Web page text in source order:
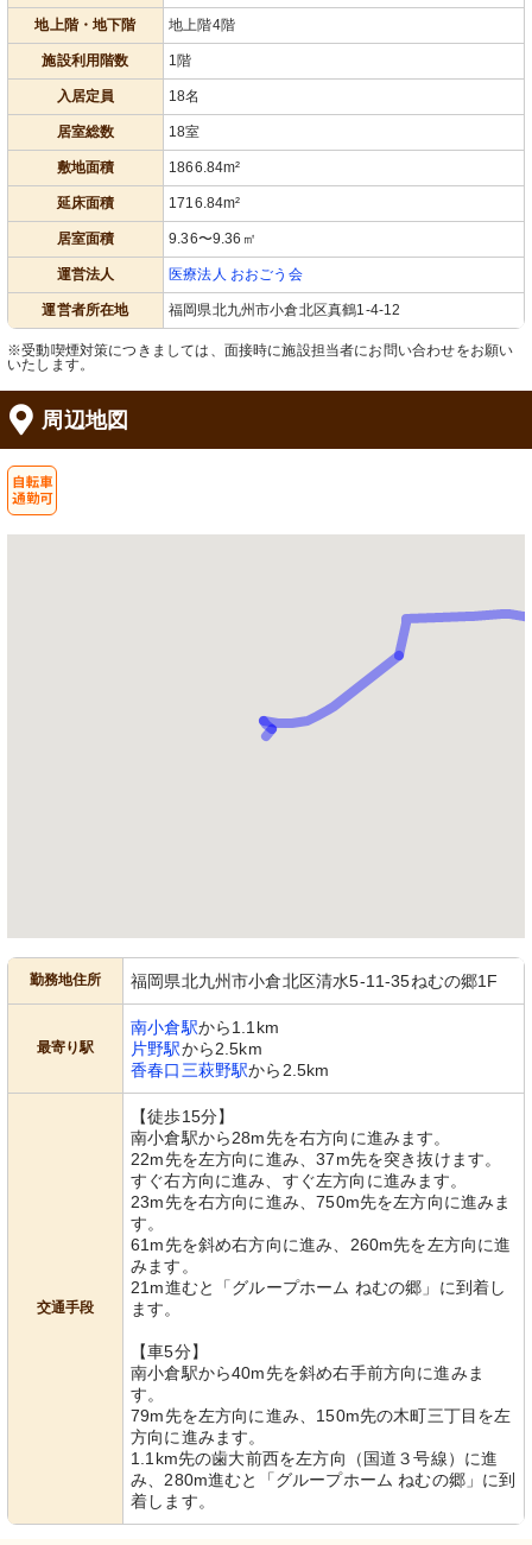
地上階・地下階 地上階4階
施設利用階数 1階
入居定員 18名
居室総数 18室
敷地面積 1866.84m²
延床面積 1716.84m²
居室面積 9.36〜9.36㎡
運営法人 医療法人 おおごう会
運営者所在地 福岡県北九州市小倉北区真鶴1-4-12
※受動喫煙対策につきましては、面接時に施設担当者にお問い合わせをお願い
いたします。
周辺地図
勤務地住所 福岡県北九州市小倉北区清水5-11-35ねむの郷1F
最寄り駅
南小倉駅から1.1km
片野駅から2.5km
香春口三萩野駅から2.5km
交通手段
【徒歩15分】
南小倉駅から28m先を右方向に進みます。
22m先を左方向に進み、37m先を突き抜けます。
すぐ右方向に進み、すぐ左方向に進みます。
23m先を右方向に進み、750m先を左方向に進みま
す。
61m先を斜め右方向に進み、260m先を左方向に進
みます。
21m進むと「グループホーム ねむの郷」に到着し
ます。
【車5分】
南小倉駅から40m先を斜め右手前方向に進みま
す。
79m先を左方向に進み、150m先の木町三丁目を左
方向に進みます。
1.1km先の歯大前西を左方向（国道３号線）に進
み、280m進むと「グループホーム ねむの郷」に到
着します。